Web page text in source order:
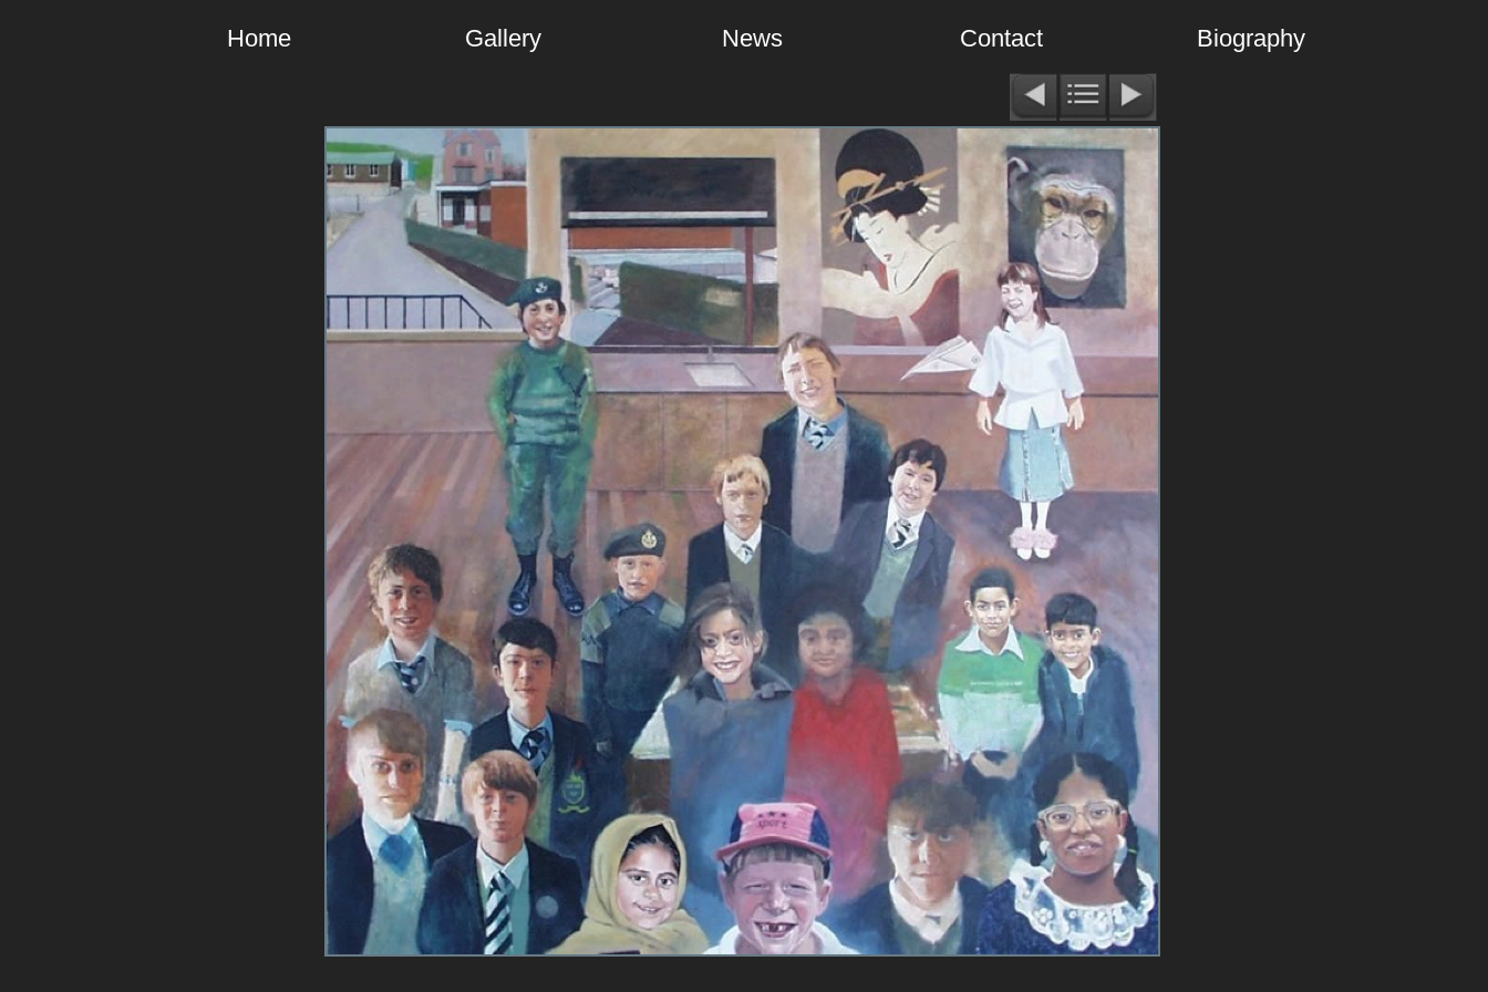
Home Gallery News Contact Biography